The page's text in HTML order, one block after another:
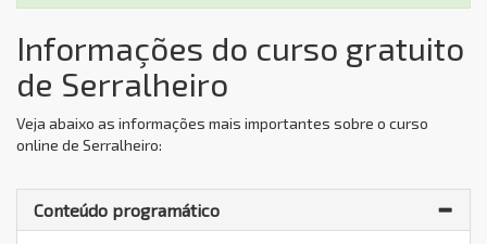
Informações do curso gratuito
de Serralheiro
Veja abaixo as informações mais importantes sobre o curso
online de Serralheiro:
Conteúdo programático